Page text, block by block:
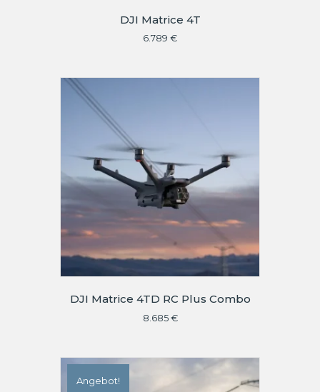
DJI Matrice 4T
6.789 €
DJI Matrice 4TD RC Plus Combo
8.685 €
Angebot!